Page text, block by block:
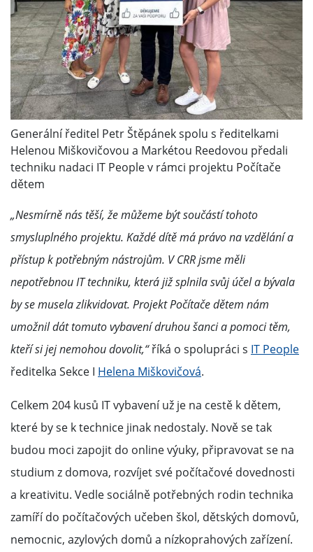
Generální ředitel Petr Štěpánek spolu s ředitelkami
Helenou Miškovičovou a Markétou Reedovou předali
techniku nadaci IT People v rámci projektu Počítače
dětem
„Nesmírně nás těší, že můžeme být součástí tohoto
smysluplného projektu. Každé dítě má právo na vzdělání a
přístup k potřebným nástrojům. V CRR jsme měli
nepotřebnou IT techniku, která již splnila svůj účel a bývala
by se musela zlikvidovat. Projekt Počítače dětem nám
umožnil dát tomuto vybavení druhou šanci a pomoci těm,
kteří si jej nemohou dovolit,“říká o spolupráci s IT People
ředitelka Sekce I Helena Miškovičová.
Celkem 204 kusů IT vybavení už je na cestě k dětem,
které by se k technice jinak nedostaly. Nově se tak
budou moci zapojit do online výuky, připravovat se na
studium z domova, rozvíjet své počítačové dovednosti
a kreativitu. Vedle sociálně potřebných rodin technika
zamíří do počítačových učeben škol, dětských domovů,
nemocnic, azylových domů a nízkoprahových zařízení.